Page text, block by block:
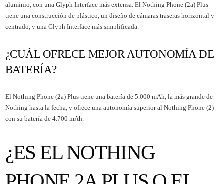
aluminio, con una Glyph Interface más extensa. El Nothing Phone (2a) Plus
tiene una construcción de plástico, un diseño de cámaras traseras horizontal y
centrado, y una Glyph Interface más simplificada.
¿CUÁL OFRECE MEJOR AUTONOMÍA DE
BATERÍA?
El Nothing Phone (2a) Plus tiene una batería de 5.000 mAh, la más grande de
Nothing hasta la fecha, y ofrece una autonomía superior al Nothing Phone (2)
con su batería de 4.700 mAh.
¿ES EL NOTHING